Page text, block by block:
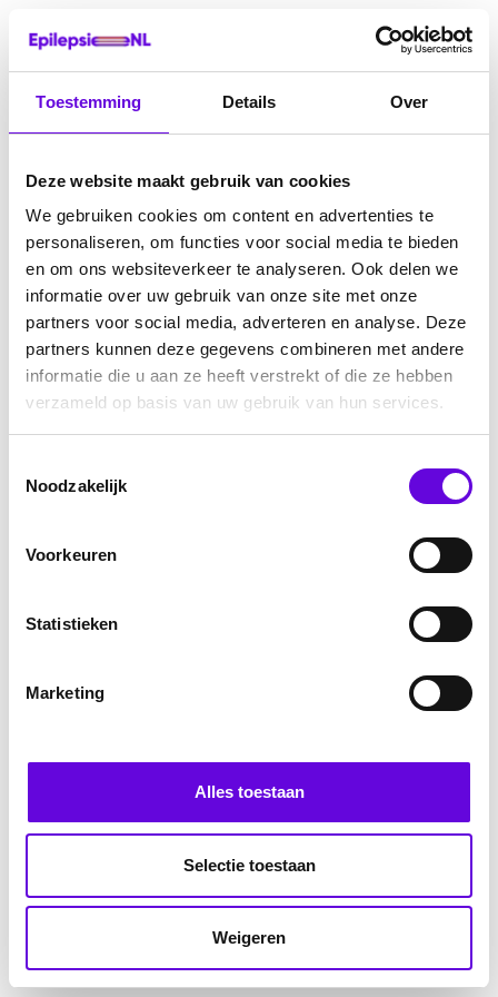
Toestemming Details Over
Deze website maakt gebruik van cookies
We gebruiken cookies om content en advertenties te
personaliseren, om functies voor social media te bieden
en om ons websiteverkeer te analyseren. Ook delen we
informatie over uw gebruik van onze site met onze
partners voor social media, adverteren en analyse. Deze
partners kunnen deze gegevens combineren met andere
informatie die u aan ze heeft verstrekt of die ze hebben
verzameld op basis van uw gebruik van hun services.
Noodzakelijk
Voorkeuren
Statistieken
Marketing
Alles toestaan
Selectie toestaan
Weigeren